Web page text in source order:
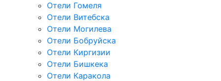
Отели Гомеля
Отели Витебска
Отели Могилева
Отели Бобруйска
Отели Киргизии
Отели Бишкека
Отели Каракола